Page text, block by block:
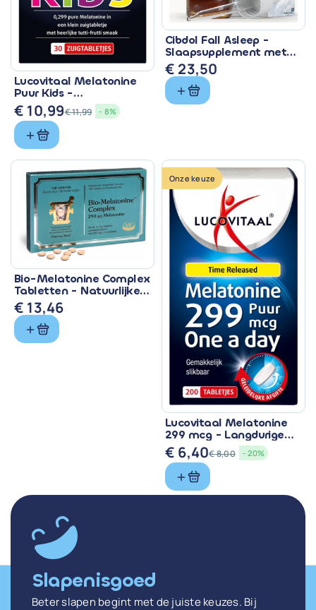
Lucovitaal Melatonine
Puur Kids -
Zuigtabletten met 299
mcg
€11,99
Oorspronkelijke
prijs
was:
€ 11,99.
€ 10,99
Huidige
prijs
is:
€ 10,99.
- 8%
Cibdol Fall Asleep -
Slaapsupplement met
CBD & Melatonine
€ 23,50
Bio-Melatonine Complex
Tabletten - Natuurlijke
Slaapondersteuning
€ 13,46
Onze keuze
Lucovitaal Melatonine
299 mcg - Langdurige
Werkzaamheid
€8,00
Oorspronkelijke
prijs
was:
€ 6,40
Huidige
prijs
is:
- 20%
Slapenisgoed
Beter slapen begint met de juiste keuzes. Bij